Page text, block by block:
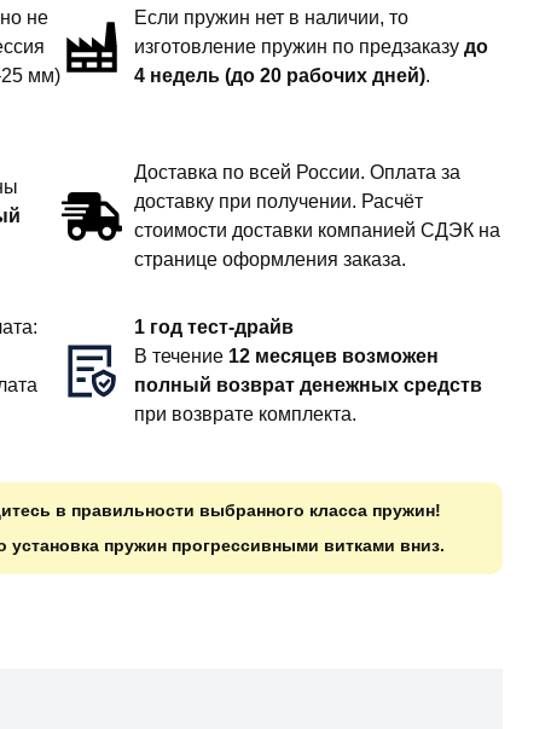
не
мм)
Если пружин нет в наличии, то
изготовление пружин по предзаказудо
4 недель (до 20 рабочих дней).
Доставка по всей России. Оплата за
доставку при получении. Расчёт
стоимости доставки компанией СДЭК на
странице оформления заказа.
1 год тест-драйв
В течение 12 месяцев возможен
полный возврат денежных средств
при возврате комплекта.
в правильности выбранного класса пружин!
установка пружин прогрессивными витками вниз.